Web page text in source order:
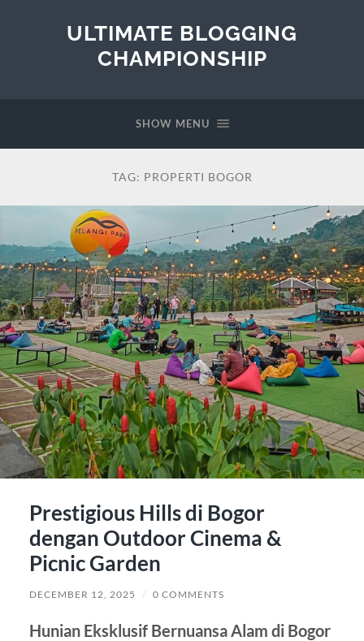
ULTIMATE BLOGGING
CHAMPIONSHIP
SHOW MENU
TAG: PROPERTI BOGOR
Prestigious Hills di Bogor
dengan Outdoor Cinema &
Picnic Garden
DECEMBER 12, 2025 / 0 COMMENTS
Hunian Eksklusif Bernuansa Alam di Bogor